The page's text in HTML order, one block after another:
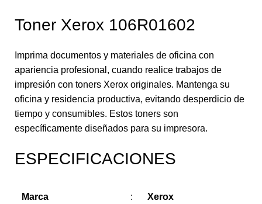
Toner Xerox 106R01602
Imprima documentos y materiales de oficina con
apariencia profesional, cuando realice trabajos de
impresión con toners Xerox originales. Mantenga su
oficina y residencia productiva, evitando desperdicio de
tiempo y consumibles. Estos toners son
específicamente diseñados para su impresora.
ESPECIFICACIONES
Marca : Xerox